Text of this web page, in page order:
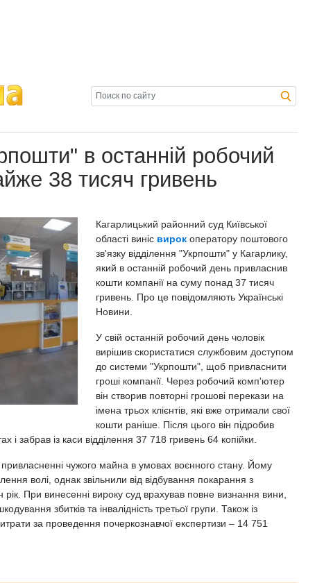
в останній робочий
38 тисяч гривень
Кагарлицький районний суд Київської
області виніс вирок оператору поштового
зв'язку відділення "Укрпошти" у Кагарлику,
який в останній робочий день привласнив
кошти компанії на суму понад 37 тисяч
гривень. Про це повідомляють Українські
Новини.
У свій останній робочий день чоловік
вирішив скористатися службовим доступом
до системи "Укрпошти", щоб привласнити
гроші компанії. Через робочий комп'ютер
він створив повторні грошові перекази на
імена трьох клієнтів, які вже отримали свої
кошти раніше. Після цього він підробив
і забрав із каси відділення 37 718 гривень 64 копійки.
чужого майна в умовах воєнного стану. Йому
волі, однак звільнили від відбування покарання з
При винесенні вироку суд врахував повне визнання вини,
збитків та інвалідність третьої групи. Також із
за проведення почеркознавчої експертизи – 14 751